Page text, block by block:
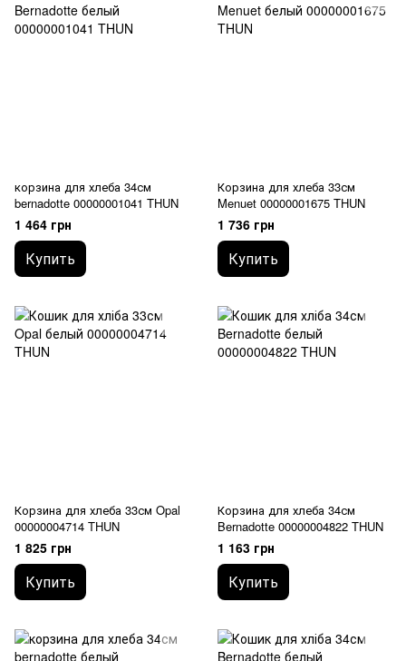
корзина для хлеба 34см
bernadotte 00000001041 THUN
1 464 грн
Купить
Корзина для хлеба 33см
Menuet 00000001675 THUN
1 736 грн
Купить
Корзина для хлеба 33см Opal
00000004714 THUN
1 825 грн
Купить
Корзина для хлеба 34см
Bernadotte 00000004822 THUN
1 163 грн
Купить